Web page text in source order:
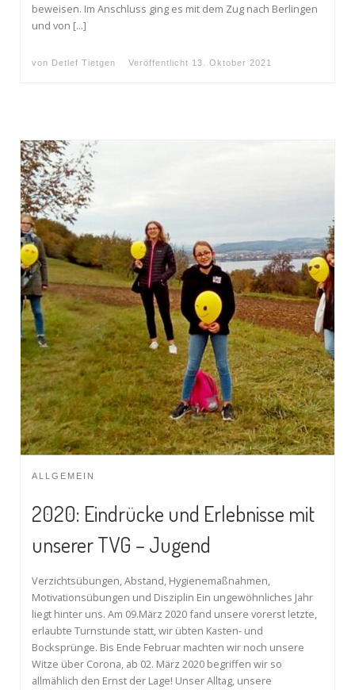
beweisen. Im Anschluss ging es mit dem Zug nach Berlingen
und von […]
von Detlef Tietgen Veröffentlicht 13. Oktober 2021
ALLGEMEIN
2020: Eindrücke und Erlebnisse mit
unserer TVG – Jugend
Verzichtsübungen, Abstand, Hygienemaßnahmen,
Motivationsübungen und Disziplin Ein ungewöhnliches Jahr
liegt hinter uns. Am 09.März 2020 fand unsere vorerst letzte,
erlaubte Turnstunde statt, wir übten Kasten- und
Bocksprünge. Bis Ende Februar machten wir noch unsere
Witze über Corona, ab 02. März 2020 begriffen wir so
allmählich den Ernst der Lage! Unser Alltag, unsere